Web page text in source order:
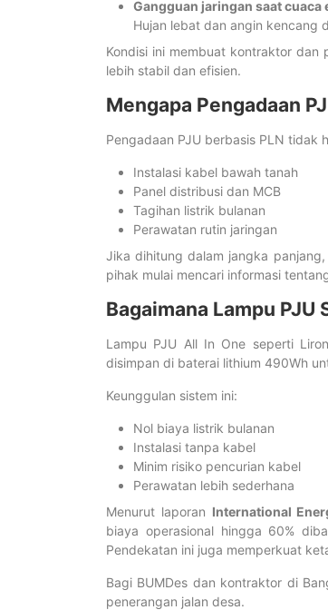
Gangguan jaringan saat cuaca
Hujan lebat dan angin kencang
Kondisi ini membuat kontraktor dan
lebih stabil dan efisien.
Mengapa Pengadaan
Pengadaan PJU berbasis PLN tidak
Instalasi kabel bawah tanah
Panel distribusi dan MCB
Tagihan listrik bulanan
Perawatan rutin jaringan
Jika dihitung dalam jangka
pihak mulai mencari informasi
Bagaimana Lampu
Lampu PJU All In One seperti
disimpan di baterai lithium 490Wh
Keunggulan sistem ini:
Nol biaya listrik bulanan
Instalasi tanpa kabel
Minim risiko pencurian kabel
Perawatan lebih sederhana
Menurut laporan International
biaya operasional hingga 60%
Pendekatan ini juga memperkuat
Bagi BUMDes dan kontraktor di
penerangan jalan desa.